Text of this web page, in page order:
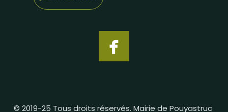
© 2019-25 Tous droits réservés. Mairie de Pouyastruc